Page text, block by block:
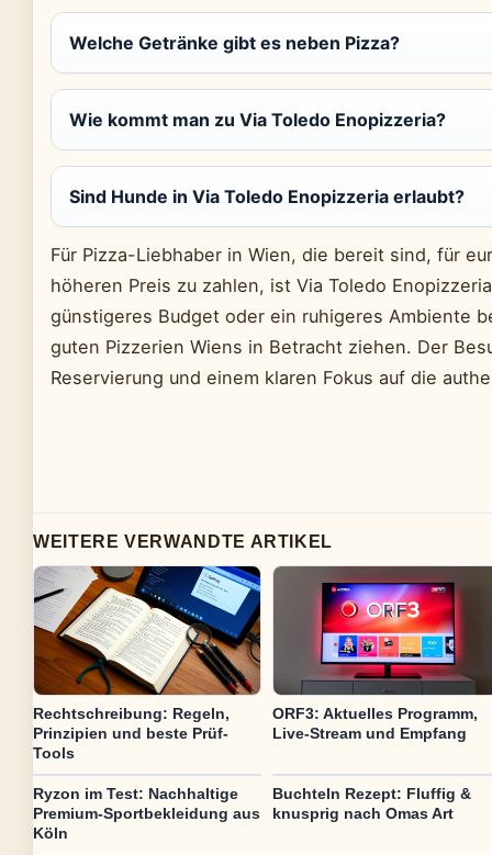
Welche Getränke gibt es neben Pizza?
Wie kommt man zu Via Toledo Enopizzeria?
Sind Hunde in Via Toledo Enopizzeria erlaubt?
Für Pizza-Liebhaber in Wien, die bereit sind, für
höheren Preis zu zahlen, ist Via Toledo
günstigeres Budget oder ein ruhigeres Ambiente
guten Pizzerien Wiens in Betracht ziehen. Der
Reservierung und einem klaren Fokus auf die
WEITERE VERWANDTE ARTIKEL
Rechtschreibung: Regeln,
Prinzipien und beste Prüf-
Tools
ORF3: Aktuelles Programm,
Live-Stream und Empfang
Ryzon im Test: Nachhaltige
Premium-Sportbekleidung aus
Köln
Buchteln Rezept: Fluffig &
knusprig nach Omas Art